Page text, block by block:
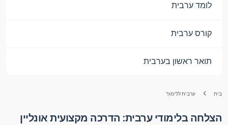
לומד ערבית
קורס ערבית
תואר ראשון בערבית
בית ערבית ללימוד
הצלחה בלימודי ערבית: הדרכה מקצועית אונליין